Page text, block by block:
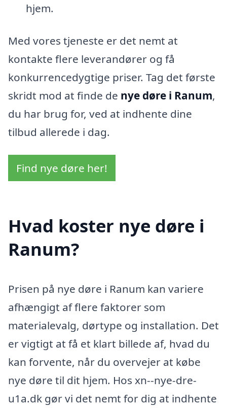
hjem.
Med vores tjeneste er det nemt at
kontakte flere leverandører og få
konkurrencedygtige priser. Tag det første
skridt mod at finde de nye døre i Ranum,
du har brug for, ved at indhente dine
tilbud allerede i dag.
Find nye døre her!
Hvad koster nye døre i
Ranum?
Prisen på nye døre i Ranum kan variere
afhængigt af flere faktorer som
materialevalg, dørtype og installation. Det
er vigtigt at få et klart billede af, hvad du
kan forvente, når du overvejer at købe
nye døre til dit hjem. Hos xn--nye-dre-
u1a.dk gør vi det nemt for dig at indhente